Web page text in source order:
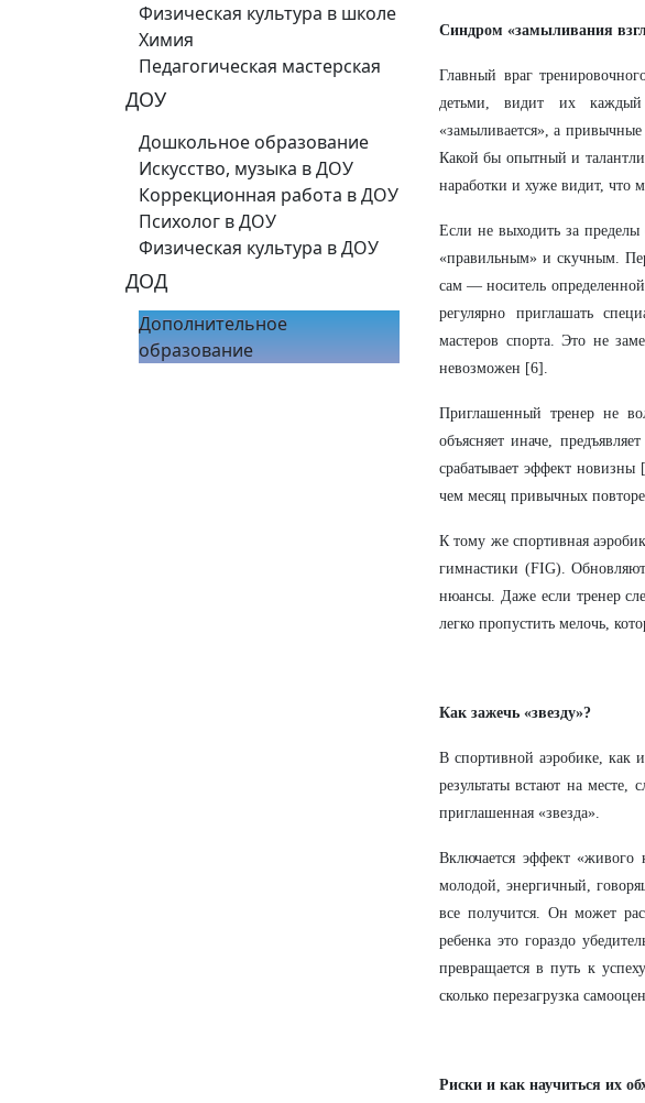
Физическая культура в школе
Химия
Педагогическая мастерская
ДОУ
Дошкольное образование
Искусство, музыка в ДОУ
Коррекционная работа в ДОУ
Психолог в ДОУ
Физическая культура в ДОУ
ДОД
Дополнительное
образование
Синдром «замыливания
Главный враг
детьми, видит их каждый
«замыливается», а привычные
Какой бы опытный и
наработки и хуже видит, что
Если не выходить за пределы
«правильным» и скучным.
сам — носитель
регулярно приглашать
мастеров спорта. Это не
невозможен [6].
Приглашенный тренер не
объясняет иначе,
срабатывает эффект новизны
чем месяц привычных
К тому же спортивная
гимнастики (FIG).
нюансы. Даже если тренер
легко пропустить мелочь,
Как зажечь «звезду»?
В спортивной аэробике, как
результаты встают на месте,
приглашенная «звезда».
Включается эффект
молодой, энергичный,
все получится. Он может
ребенка это гораздо
превращается в путь к
сколько перезагрузка
Риски и как научиться их